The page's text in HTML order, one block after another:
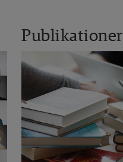
Publikationer